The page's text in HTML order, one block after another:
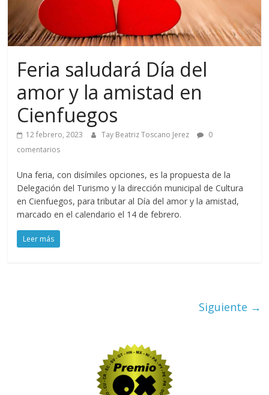
Feria saludará Día del
amor y la amistad en
Cienfuegos
12 febrero, 2023 Tay Beatriz Toscano Jerez
0
comentarios
Una feria, con disímiles opciones, es la propuesta de la
Delegación del Turismo y la dirección municipal de Cultura
en Cienfuegos, para tributar al Día del amor y la amistad,
marcado en el calendario el 14 de febrero.
Leer más
Siguiente →